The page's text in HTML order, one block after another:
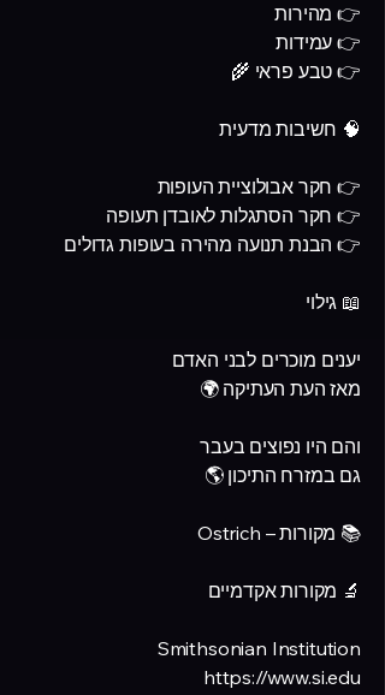
👉 מהירות
👉 עמידות
👉 טבע פראי 🌾
🧠 חשיבות מדעית
👉 חקר אבולוציית העופות
👉 חקר הסתגלות לאובדן תעופה
👉 הבנת תנועה מהירה בעופות גדולים
📖 גילוי
יענים מוכרים לבני האדם
מאז העת העתיקה 🌍
והם היו נפוצים בעבר
גם במזרח התיכון 🌎
📚 מקורות – Ostrich
🔬 מקורות אקדמיים
Smithsonian Institution
https://www.si.edu